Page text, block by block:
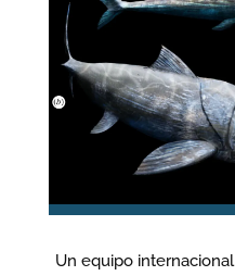
Un equipo